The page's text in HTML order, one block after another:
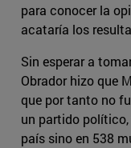
para conocer la
acataría los
Sin esperar a
Obrador hizo que
que por tanto no
un partido
país sino en 538